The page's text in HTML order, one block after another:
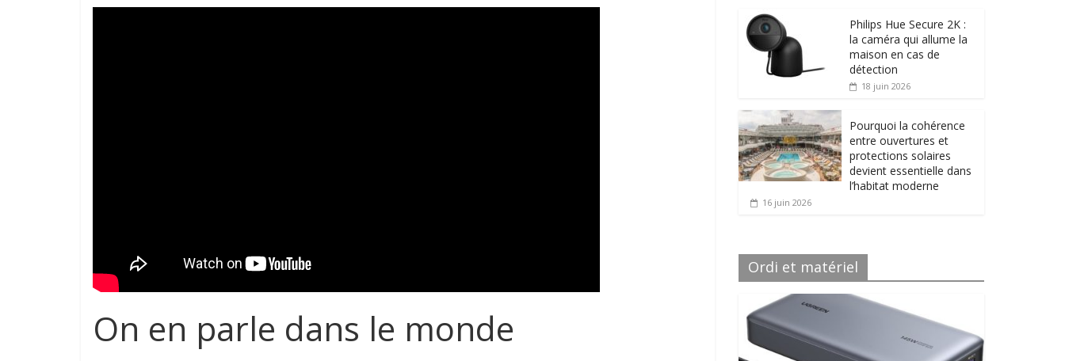
On en parle dans le monde
Philips Hue Secure 2K :
la caméra qui allume la
maison en cas de
détection
18 juin 2026
Pourquoi la cohérence
entre ouvertures et
protections solaires
devient essentielle dans
l’habitat moderne
16 juin 2026
Ordi et matériel